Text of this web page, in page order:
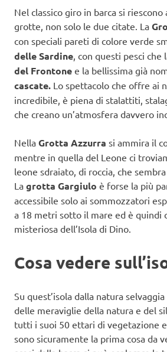
Nel classico giro in barca si riescono
grotte, non solo le due citate. La
con speciali pareti di colore verde
delle Sardine , con questi pesci che
del Frontone e la bellissima già
cascate. Lo spettacolo che offre ai
incredibile, è piena di stalattiti,
che creano un’atmosfera davvero
Nella Grotta Azzurra si ammira il
mentre in quella del Leone ci
leone sdraiato, di roccia, che
La grotta Gargiulo è forse la più
accessibile solo ai sommozzatori
a 18 metri sotto il mare ed è quindi
misteriosa dell’Isola di Dino.
Cosa vedere
Su quest’isola dalla natura
delle meraviglie della natura e del
tutti i suoi 50 ettari di vegetazione
sono sicuramente la prima cosa da